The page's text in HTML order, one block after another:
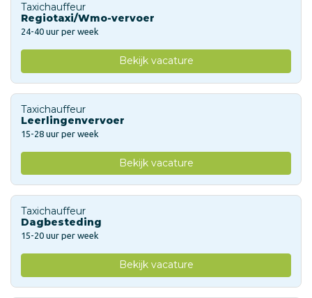
Taxichauffeur
Regiotaxi/Wmo-vervoer
24-40 uur per week
Bekijk vacature
Taxichauffeur
Leerlingenvervoer
15-28 uur per week
Bekijk vacature
Taxichauffeur
Dagbesteding
15-20 uur per week
Bekijk vacature